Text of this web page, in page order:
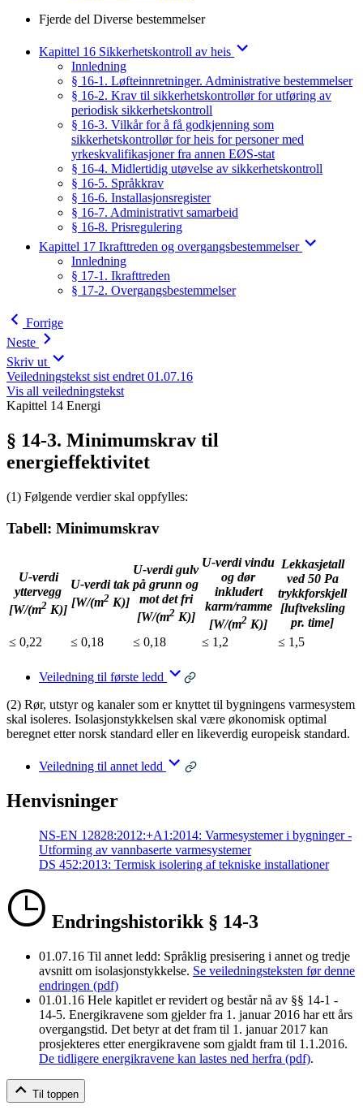
Fjerde del Diverse bestemmelser
Kapittel 16 Sikkerhetskontroll av heis
Innledning
§ 16-1. Løfteinnretninger. Administrative bestemmelser
§ 16-2. Krav til sikkerhetskontrollør for utføring av
periodisk sikkerhetskontroll
§ 16-3. Vilkår for å få godkjenning som
sikkerhetskontrollør for heis for personer med
yrkeskvalifikasjoner fra annen EØS-stat
§ 16-4. Midlertidig utøvelse av sikkerhetskontroll
§ 16-5. Språkkrav
§ 16-6. Installasjonsregister
§ 16-7. Administrativt samarbeid
§ 16-8. Prisregulering
Kapittel 17 Ikrafttreden og overgangsbestemmelser
Innledning
§ 17-1. Ikrafttreden
§ 17-2. Overgangsbestemmelser
Forrige
Neste
Skriv ut
Veiledningstekst sist endret 01.07.16
Vis all veiledningstekst
Kapittel 14 Energi
§ 14-3. Minimumskrav til
energieffektivitet
(1) Følgende verdier skal oppfylles:
Tabell: Minimumskrav
U-verdi
yttervegg
[W/(m2 K)]
U-verdi tak
[W/(m2 K)]
U-verdi gulv
på grunn og
mot det fri
[W/(m2 K)]
U-verdi vindu
og dør
inkludert
karm/ramme
[W/(m2 K)]
Lekkasjetall
ved 50 Pa
trykkforskjell
[luftveksling
pr. time]
≤ 0,22
≤ 0,18 ≤ 0,18 ≤ 1,2 ≤ 1,5
Veiledning til første ledd
(2) Rør, utstyr og kanaler som er knyttet til bygningens varmesystem
skal isoleres. Isolasjonstykkelsen skal være økonomisk optimal
beregnet etter norsk standard eller en likeverdig europeisk standard.
Veiledning til annet ledd
Henvisninger
NS-EN 12828:2012:+A1:2014: Varmesystemer i bygninger -
Utforming av vannbaserte varmesystemer
DS 452:2013: Termisk isolering af tekniske installationer
Endringshistorikk § 14-3
01.07.16 Til annet ledd: Språklig presisering i annet og tredje
avsnitt om isolasjonstykkelse. Se veiledningsteksten før denne
endringen (pdf)
01.01.16 Hele kapitlet er revidert og består nå av §§ 14-1 -
14-5. Energikravene som gjelder fra 1. januar 2016 har ett års
overgangstid. Det betyr at det fram til 1. januar 2017 kan
prosjekteres etter energikravene som gjaldt fram til 1.1.2016.
De tidligere energikravene kan lastes ned herfra (pdf).
Til toppen